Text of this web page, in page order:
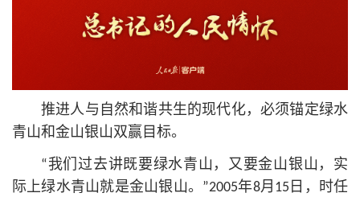
推进人与自然和谐共生的现代化，必须锚定绿水
青山和金山银山双赢目标。
“我们过去讲既要绿水青山，又要金山银山，实
际上绿水青山就是金山银山。”2005年8月15日，时任